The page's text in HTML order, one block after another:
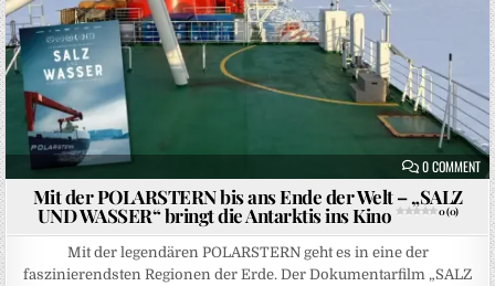
0 COMMENT
Mit der POLARSTERN bis ans Ende der Welt – „SALZ
UND WASSER“ bringt die Antarktis ins Kino 0 (0)
Mit der legendären POLARSTERN geht es in eine der
faszinierendsten Regionen der Erde. Der Dokumentarfilm „SALZ